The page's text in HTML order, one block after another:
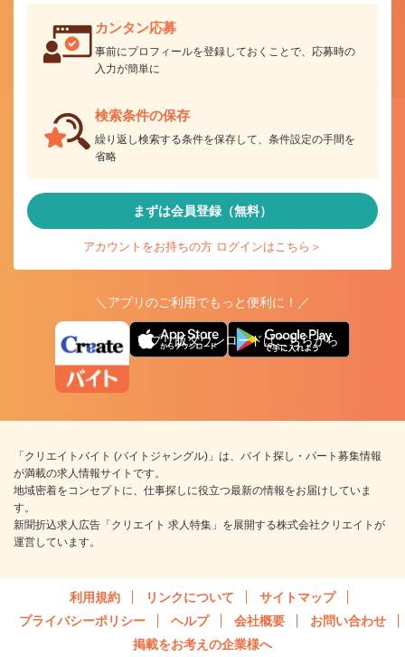
カンタン応募
事前にプロフィールを登録しておくことで、応募時の
入力が簡単に
検索条件の保存
繰り返し検索する条件を保存して、条件設定の手間を
省略
まずは会員登録（無料）
アカウントをお持ちの方 ログインはこちら＞
＼アプリのご利用でもっと便利に！／
アプリ版ダウンロードはこちらから
「クリエイトバイト (バイトジャングル)」は、バイト探し・パート募集情報
が満載の求人情報サイトです。
地域密着をコンセプトに、仕事探しに役立つ最新の情報をお届けしていま
す。
新聞折込求人広告「クリエイト 求人特集」を展開する株式会社クリエイトが
運営しています。
利用規約 リンクについて
サイトマップ
プライバシーポリシー
ヘルプ 会社概要
お問い合わせ
掲載をお考えの企業様へ